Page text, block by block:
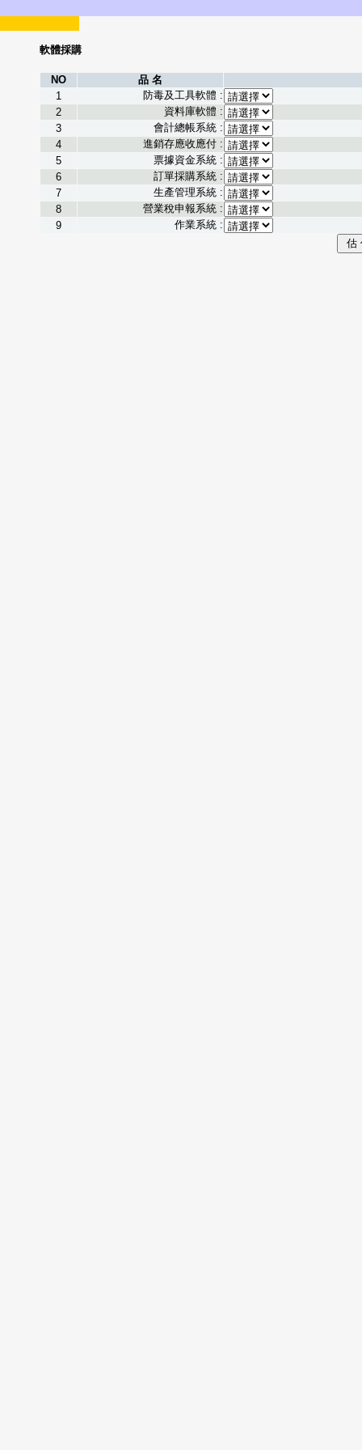
軟體採購
NO
品 名
1
防毒及工具軟體 :
2
資料庫軟體 :
3
會計總帳系統 :
4
進銷存應收應付 :
5
票據資金系統 :
6
訂單採購系統 :
7
生產管理系統 :
8
營業稅申報系統 :
9
作業系統 :